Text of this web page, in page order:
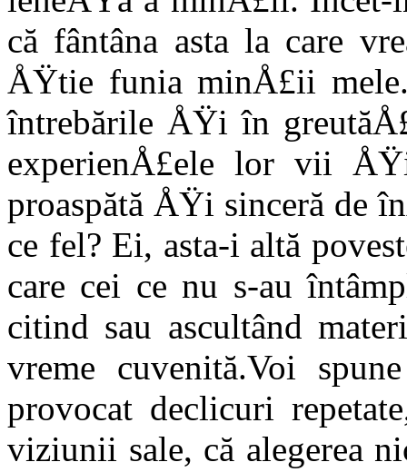
că fântâna asta la care
ÅŸtie funia minÅ£ii
întrebările ÅŸi în
experienÅ£ele lor vii
proaspătă ÅŸi sinceră de
ce fel? Ei, asta-i altă
care cei ce nu s-au
citind sau ascultând
vre­me cuvenită.Voi
provocat declicuri
viziunii sale, că alegerea